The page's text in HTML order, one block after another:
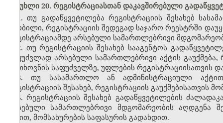
მუხლი 20. რეგისტრაციასთან დაკავშირებული
1. თუ გადაწყვეტილება რეგისტრაციის შესახებ
ცნობილი, რეგისტრაციის შედეგად საჯარო რეესტრში
რეგისტრაციამდე არსებული სამართლებრივი
2. თუ რეგისტრაციის შესახებ სააგენტოს
საფუძვლად არსებული სამართლებრივი აქტის
მოთხოვნის საფუძველზე, უფლების რეგისტრაციისათვის
3. თუ სასამართლო ან ადმინისტრაციული
რეგისტრაციის შესახებ, რეგისტრაციის გაუქმებისათვის
4. რეგისტრაციის შესახებ გადაწყვეტილების
არსებული სამართლებრივი მდგომარეობის აღდგენა
წესით, მომსახურების საფასურის გადახდით.